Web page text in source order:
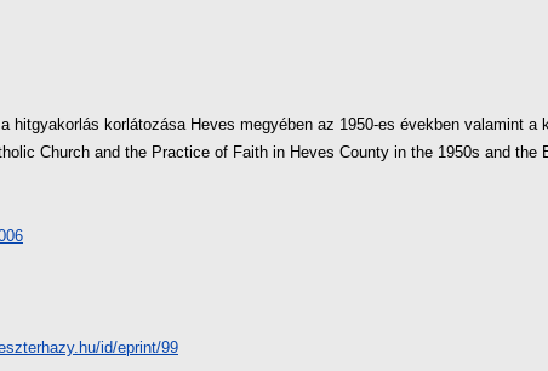
hitgyakorlás korlátozása Heves megyében az 1950-es években valamint a
Church and the Practice of Faith in Heves County in the 1950s and the
id/eprint/99